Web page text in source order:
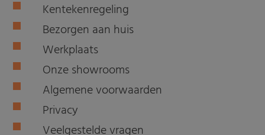
Kentekenregeling
Bezorgen aan huis
Werkplaats
Onze showrooms
Algemene voorwaarden
Privacy
Veelgestelde vragen